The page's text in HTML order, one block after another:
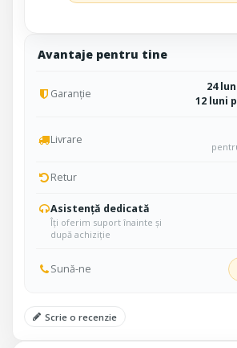
Avantaje pentru tine
Garanție
24
12 luni
Livrare
Retur
Asistență dedicată
Îți oferim suport înainte și
după achiziție
Sună-ne
Scrie o recenzie